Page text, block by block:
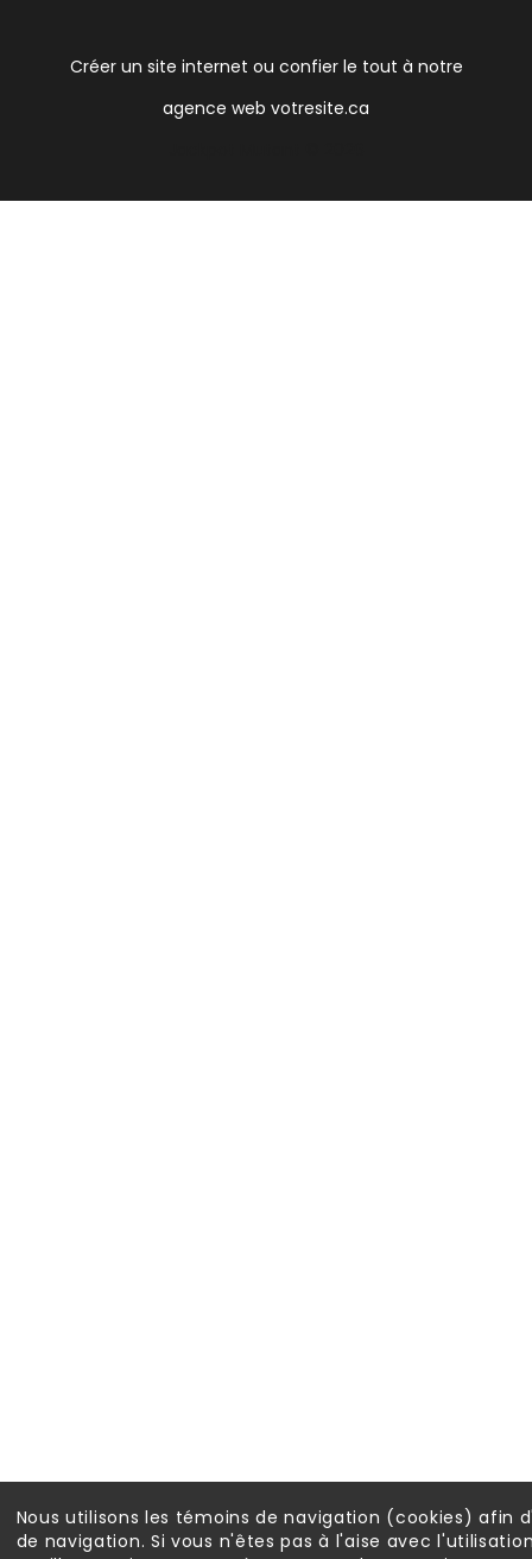
Créer un site internet ou confier le tout à notre
agence web votresite.ca
Nous utilisons les témoins de navigation (cookies) afin
de navigation. Si vous n'êtes pas à l'aise avec